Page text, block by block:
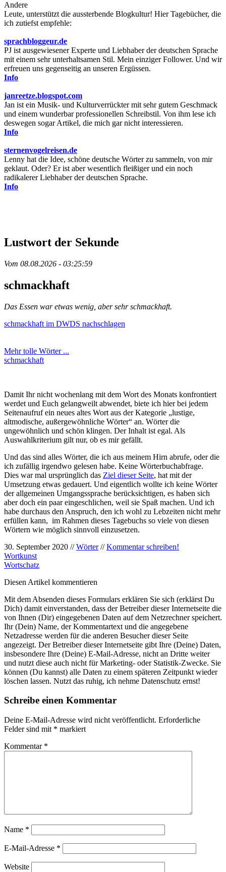
Andere
Leute, unterstützt die aussterbende Blogkultur! Hier Tagebücher, die
ich zutiefst empfehle:
sprachbloggeur.de
PJ ist ausgewiesener Experte und Liebhaber der deutschen Sprache
mit einem sehr unterhaltsamen Stil. Mein einziger Follower. Und wir
erfreuen uns gegenseitig an unseren Ergüssen.
Info
janreetze.blogspot.com
Jan ist ein Musik- und Kulturverrückter mit sehr gutem Geschmack
und einem wunderbar professionellen Schreibstil. Von ihm lese ich
deswegen sogar Artikel, die mich gar nicht interessieren.
Info
sternenvogelreisen.de
Lenny hat die Idee, schöne deutsche Wörter zu sammeln, von mir
geklaut. Oder? Er ist aber wesentlich fleißiger und ein noch
radikalerer Liebhaber der deutschen Sprache.
Info
Lustwort der Sekunde
Vom 08.08.2026 - 03:25:59
schmackhaft
Das Essen war etwas wenig, aber sehr schmackhaft.
schmackhaft im DWDS nachschlagen
Mehr tolle Wörter ...
schmackhaft
Damit Ihr nicht wochenlang mit dem Wort des Monats konfrontiert
werdet und Euch gelangweilt abwendet, biete ich hier bei jedem
Seitenaufruf ein neues altes Wort aus der Kategorie „lustige,
altmodische, außergewöhnliche Wörter“ an. Wörter die
ungewöhnlich und schön klingen. Der Inhalt ist egal. Als
Auswahlkriterium gilt nur, ob es mir gefällt.
Und das sind alles Wörter, die ich aus meinem Hirn abrufe, oder die
ich zufällig irgendwo gelesen habe. Keine Wörterbuchabfrage.
Dies war mal ursprünglich das Ziel dieser Seite, hat mit der
Umsetzung etwas gedauert. Und eigentlich wollte ich keine Wörter
der allgemeinen Umgangssprache berücksichtigen, es haben sich
aber doch ein paar eingeschlichen, weil sie Spaß machen. Und ich
habe durchaus den Anspruch, den ich wohl zu Lebzeiten nicht mehr
erfüllen kann, im Rahmen dieses Tagebuchs so viele von diesen
Wörtern wie möglich sinnvoll einzusetzen.
30. September 2020 //Wörter//Kommentar schreiben!
Wortkunst
Wortschatz
Diesen Artikel kommentieren
Mit dem Absenden dieses Formulars erklären Sie sich (erklärst Du
Dich) damit einverstanden, dass der Betreiber dieser Internetseite die
von Ihnen (Dir) eingegebenen Daten auf dem Netzrechner speichert.
Ihr (Dein) Name, der Kommentartext und die angegebene
Netzadresse werden für die anderen Besucher dieser Seite
angezeigt. Der Betreiber dieser Internetseite gibt Ihre (Deine) Daten,
insbesondere Ihre (Deine) E-Mail-Adresse, nicht an Dritte weiter
und nutzt diese auch nicht für Marketing- oder Statistik-Zwecke. Sie
können (Du kannst) alle Daten zu einem späteren Zeitpunkt wieder
löschen lassen. Nutzt das ruhig, ich nehme Datenschutz ernst!
Schreibe einen Kommentar
Deine E-Mail-Adresse wird nicht veröffentlicht. Erforderliche
Felder sind mit * markiert
Kommentar *
Name *
E-Mail-Adresse *
Website